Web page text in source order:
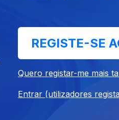
REGISTE-SE
Quero registar-me mais
Entrar (utilizadores